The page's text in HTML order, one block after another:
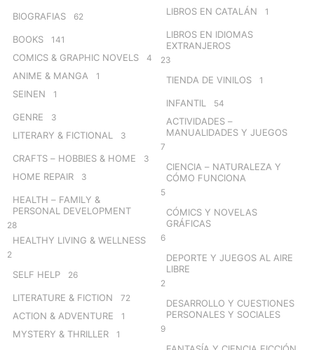
BIOGRAFIAS 62
BOOKS 141
COMICS & GRAPHIC NOVELS 4
ANIME & MANGA 1
SEINEN 1
GENRE 3
LITERARY & FICTIONAL 3
CRAFTS – HOBBIES & HOME 3
HOME REPAIR 3
HEALTH – FAMILY &
PERSONAL DEVELOPMENT
28
HEALTHY LIVING & WELLNESS
2
SELF HELP 26
LITERATURE & FICTION 72
ACTION & ADVENTURE 1
MYSTERY & THRILLER 1
LIBROS EN CATALÁN 1
LIBROS EN IDIOMAS
EXTRANJEROS
23
TIENDA DE VINILOS 1
INFANTIL 54
ACTIVIDADES –
MANUALIDADES Y JUEGOS
7
CIENCIA – NATURALEZA Y
CÓMO FUNCIONA
5
CÓMICS Y NOVELAS
GRÁFICAS
6
DEPORTE Y JUEGOS AL AIRE
LIBRE
2
DESARROLLO Y CUESTIONES
PERSONALES Y SOCIALES
9